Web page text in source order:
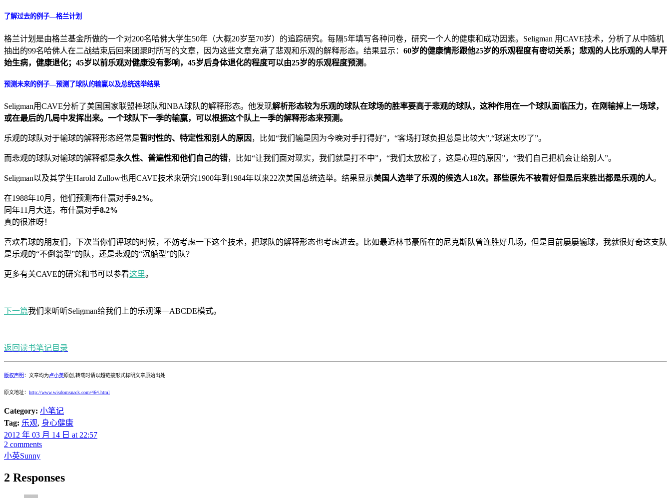
了解过去的例子—格兰计划
格兰计划是由格兰基金所做的一个对200名哈佛大学生50年（大概20岁至70岁）的追踪研究。每隔5年填写各种问卷，研究一个人的健康和成功因素。Seligman 用CAVE技术，分析了从中随机
抽出的99名哈佛人在二战结束后回来团聚时所写的文章，因为这些文章充满了悲观和乐观的解释形态。结果显示： 60岁的健康情形跟他25岁的乐观程度有密切关系；悲观的人比乐观的人早开
始生病，健康退化；45岁以前乐观对健康没有影响，45岁后身体退化的程度可以由25岁的乐观程度预测。
预测未来的例子—预测了球队的输赢以及总统选举结果
Seligman用CAVE分析了美国国家联盟棒球队和NBA球队的解释形态。他发现解析形态较为乐观的球队在球场的胜率要高于悲观的球队，这种作用在一个球队面临压力，在刚输掉上一场球，
或在最后的几局中发挥出来。一个球队下一季的输赢，可以根据这个队上一季的解释形态来预测。
乐观的球队对于输球的解释形态经常是暂时性的、特定性和别人的原因 ，比如“我们输是因为今晚对手打得好”，“客场打球负担总是比较大”,“球迷太吵了”。
而悲观的球队对输球的解释都是永久性、普遍性和他们自己的错，比如“让我们面对现实，我们就是打不中”，“我们太放松了，这是心理的原因”，“我们自己把机会让给别人”。
Seligman以及其学生Harold Zullow也用CAVE技术来研究1900年到1984年以来22次美国总统选举。结果显示美国人选举了乐观的候选人18次。那些原先不被看好但是后来胜出都是乐观的人。
在1988年10月，他们预测布什赢对手9.2%。
同年11月大选，布什赢对手8.2%
真的很准呀！
喜欢看球的朋友们，下次当你们评球的时候，不妨考虑一下这个技术，把球队的解释形态也考虑进去。比如最近林书豪所在的尼克斯队曾连胜好几场，但是目前屡屡输球，我就很好奇这支队
是乐观的“不倒翁型”的队，还是悲观的“沉船型”的队？
更多有关CAVE的研究和书可以参看这里。
下一篇我们来听听Seligman给我们上的乐观课—ABCDE模式。
返回读书笔记目录
版权声明：文章均为卢小英原创,转载时请以超链接形式标明文章原始出处
原文地址： http://www.wisdomsnack.com/464.html
Category: 小笔记
Tag: 乐观, 身心健康
2012 年 03 月 14 日 at 22:57
2 comments
小英Sunny
2 Responses